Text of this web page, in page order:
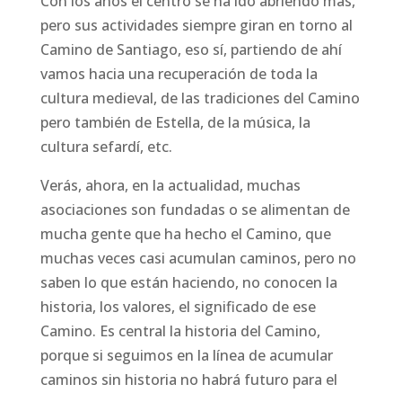
pero sus actividades siempre giran en torno al
Camino de Santiago, eso sí, partiendo de ahí
vamos hacia una recuperación de toda la
cultura medieval, de las tradiciones del Camino
pero también de Estella, de la música, la
cultura sefardí, etc.
Verás, ahora, en la actualidad, muchas
asociaciones son fundadas o se alimentan de
mucha gente que ha hecho el Camino, que
muchas veces casi acumulan caminos, pero no
saben lo que están haciendo, no conocen la
historia, los valores, el significado de ese
Camino. Es central la historia del Camino,
porque si seguimos en la línea de acumular
caminos sin historia no habrá futuro para el